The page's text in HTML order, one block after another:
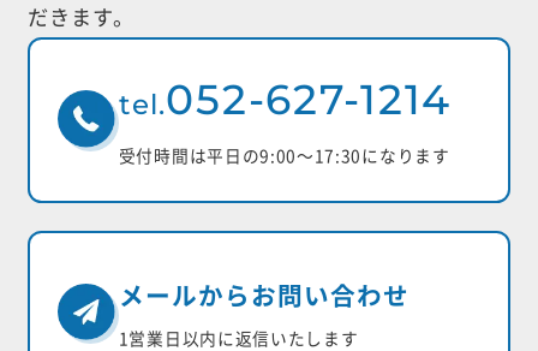
だきます。
tel.052-627-1214
受付時間は平日の9:00〜17:30になります
メールからお問い合わせ
1営業日以内に返信いたします